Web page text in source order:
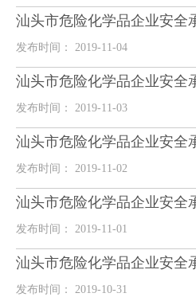
汕头市危险化学品企业安全
发布时间： 2019-11-04
汕头市危险化学品企业安全
发布时间： 2019-11-03
汕头市危险化学品企业安全
发布时间： 2019-11-02
汕头市危险化学品企业安全
发布时间： 2019-11-01
汕头市危险化学品企业安全
发布时间： 2019-10-31